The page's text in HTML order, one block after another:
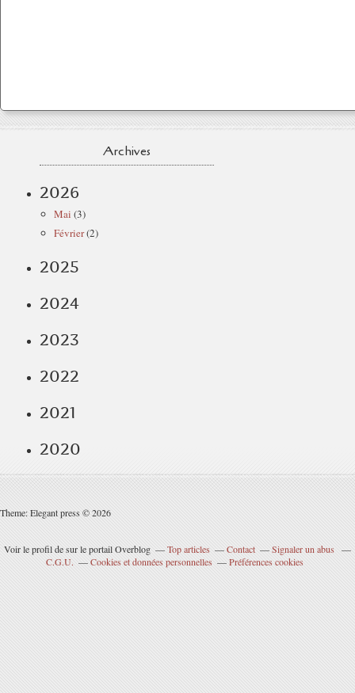
Archives
2026
Mai (3)
Février(2)
2025
2024
2023
2022
2021
2020
Theme: Elegant press © 2026
Voir le profil desur le portail Overblog Top articles Contact
Signaler un abus
C.G.U.
Cookies et données personnelles Préférences cookies